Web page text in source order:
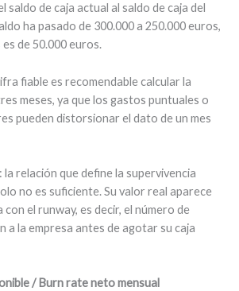
saldo de caja actual al saldo de caja del
ha pasado de 300.000 a 250.000 euros,
de 50.000 euros.
fiable es recomendable calcular la
meses, ya que los gastos puntuales o
pueden distorsionar el dato de un mes
relación que define la supervivencia
no es suficiente. Su valor real aparece
el runway, es decir, el número de
a la empresa antes de agotar su caja
/ Burn rate neto mensual